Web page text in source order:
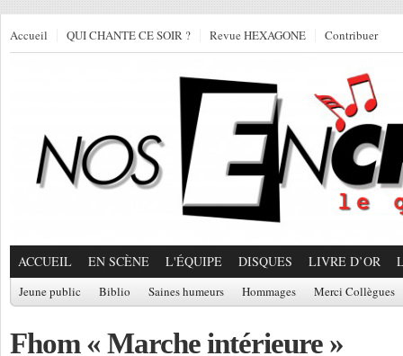
Accueil QUI CHANTE CE SOIR ? Revue HEXAGONE Contribuer
ACCUEIL EN SCÈNE L'ÉQUIPE DISQUES LIVRE D’OR
Jeune public Biblio Saines humeurs Hommages Merci Collègues
Fhom « Marche intérieure »